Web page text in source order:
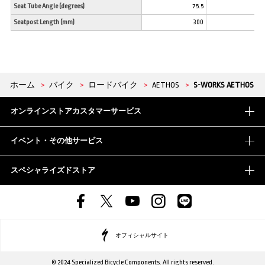
Seat Tube Angle (degrees) 75.5
Seatpost Length (mm) 300
ホーム > バイク > ロードバイク > AETHOS > S-WORKS AETHOS
オンラインストアカスタマーサービス
イベント・その他サービス
スペシャライズドストア
オフィシャルサイト
© 2024 Specialized Bicycle Components. All rights reserved.